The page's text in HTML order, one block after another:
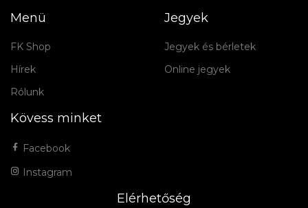
Menü
FK Shop
Hírek
Rólunk
Jegyek
Jegyek és bérletek
Online jegyek
Kövess minket
Facebook
Instagram
Elérhetőség